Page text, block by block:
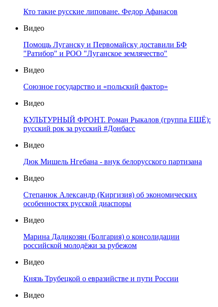
Кто такие русские липоване. Федор Афанасов
Видео
Помощь Луганску и Первомайску доставили БФ
"Ратибор" и РОО "Луганское землячество"
Видео
Союзное государство и «польский фактор»
Видео
КУЛЬТУРНЫЙ ФРОНТ. Роман Рыкалов (группа ЕЩЁ):
русский рок за русский #Донбасс
Видео
Дюк Мишель Нгебана - внук белорусского партизана
Видео
Степанюк Александр (Киргизия) об экономических
особенностях русской диаспоры
Видео
Марина Дадикозян (Болгария) о консолидации
российской молодёжи за рубежом
Видео
Князь Трубецкой о евразийстве и пути России
Видео